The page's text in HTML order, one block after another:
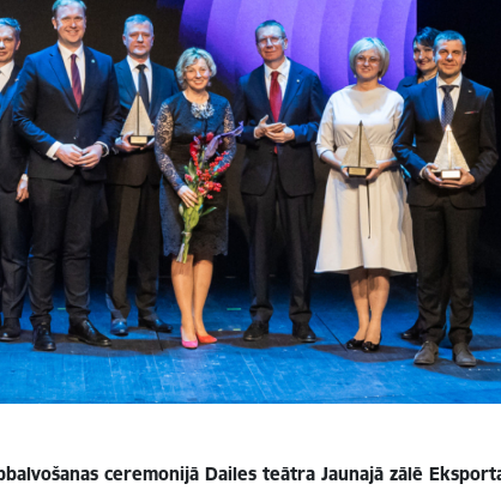
ceremonijā Dailes teātra Jaunajā zālē